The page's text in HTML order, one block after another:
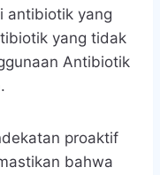
antibiotik yang
yang tidak
Antibiotik
proaktif
bahwa